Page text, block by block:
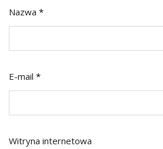
Nazwa *
E-mail *
Witryna internetowa